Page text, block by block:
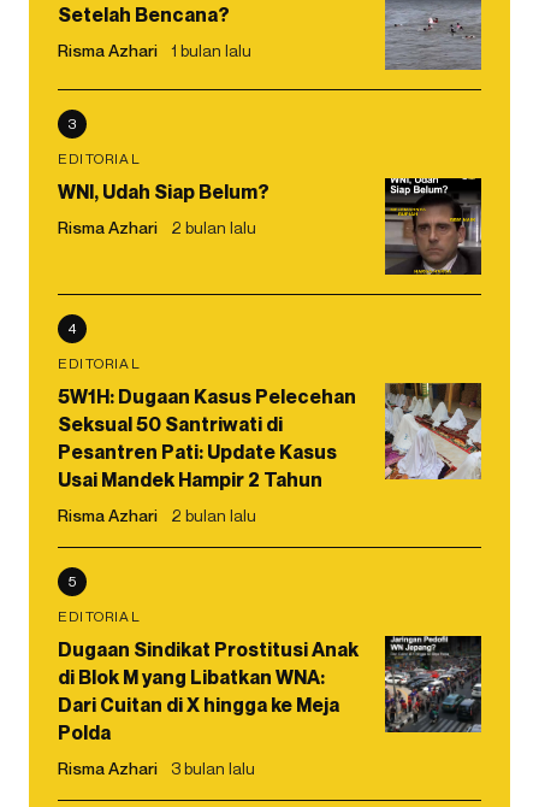
Setelah Bencana?
Risma Azhari 1 bulan lalu
3
EDITORIAL
WNI, Udah Siap Belum?
Risma Azhari 2 bulan lalu
4
EDITORIAL
5W1H: Dugaan Kasus Pelecehan
Seksual 50 Santriwati di
Pesantren Pati: Update Kasus
Usai Mandek Hampir 2 Tahun
Risma Azhari 2 bulan lalu
5
EDITORIAL
Dugaan Sindikat Prostitusi Anak
di Blok M yang Libatkan WNA:
Dari Cuitan di X hingga ke Meja
Polda
Risma Azhari 3 bulan lalu